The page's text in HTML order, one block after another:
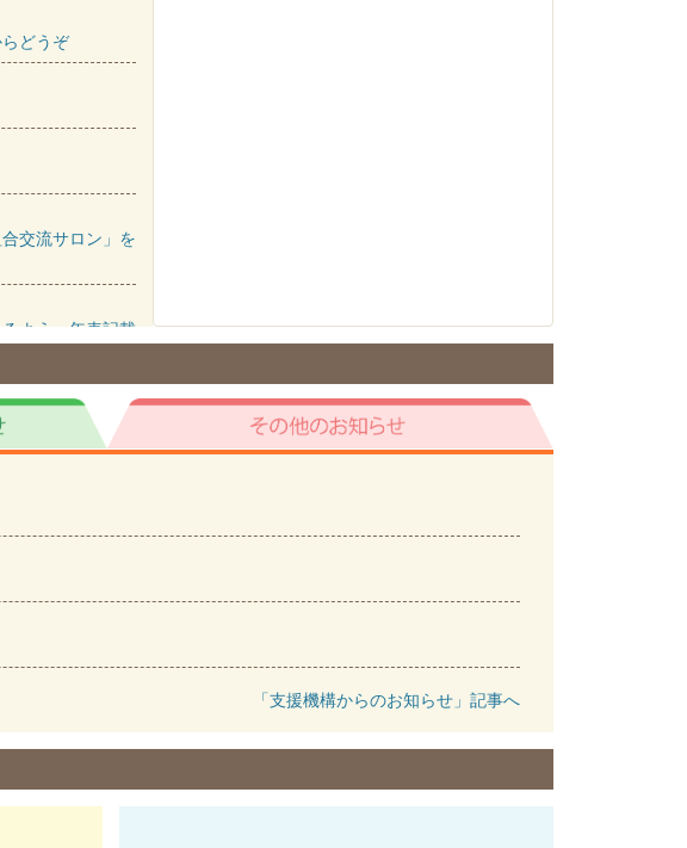
どうぞ
交流サロン」を
よう、年表記載
しています。
「支援機構からのお知らせ」記事へ